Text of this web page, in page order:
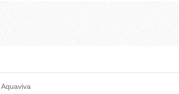
Aquaviva